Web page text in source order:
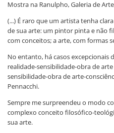
Mostra na Ranulpho, Galeria de
(...) É raro que um artista tenha
de sua arte: um pintor pinta e não
com conceitos; a arte, com formas
No entanto, há casos
realidade-sensibilidade-obra de
sensibilidade-obra de arte-
Pennacchi.
Sempre me surpreendeu o modo
complexo conceito filosófico-
sua arte.